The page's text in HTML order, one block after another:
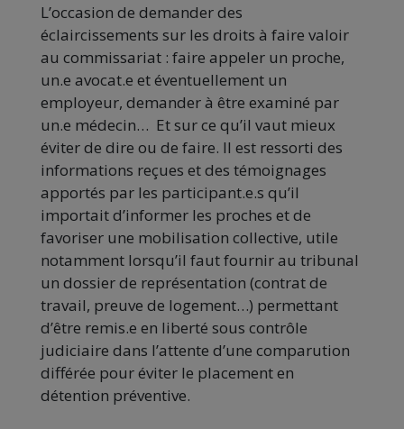
L’occasion de demander des
éclaircissements sur les droits à faire valoir
au commissariat : faire appeler un proche,
un.e avocat.e et éventuellement un
employeur, demander à être examiné par
un.e médecin… Et sur ce qu’il vaut mieux
éviter de dire ou de faire. Il est ressorti des
informations reçues et des témoignages
apportés par les participant.e.s qu’il
importait d’informer les proches et de
favoriser une mobilisation collective, utile
notamment lorsqu’il faut fournir au tribunal
un dossier de représentation (contrat de
travail, preuve de logement…) permettant
d’être remis.e en liberté sous contrôle
judiciaire dans l’attente d’une comparution
différée pour éviter le placement en
détention préventive.